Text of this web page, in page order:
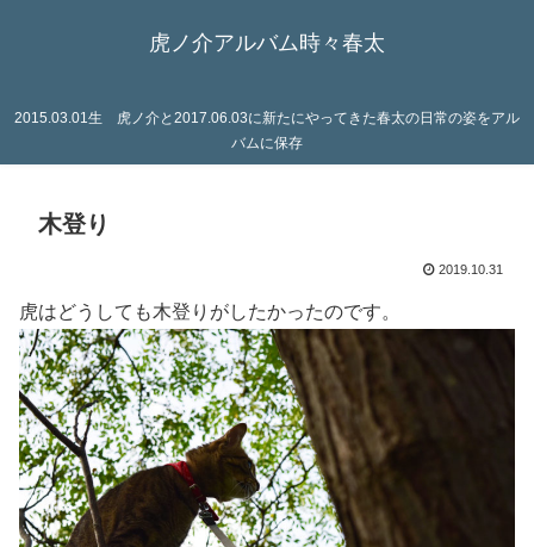
虎ノ介アルバム時々春太
2015.03.01生 虎ノ介と2017.06.03に新たにやってきた春太の日常の姿をアル
バムに保存
木登り
2019.10.31
虎はどうしても木登りがしたかったのです。